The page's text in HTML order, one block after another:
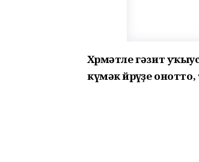
Хөрмәтле гәзит
күмәк йөрөүҙе